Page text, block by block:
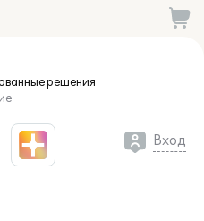
решения
Вход